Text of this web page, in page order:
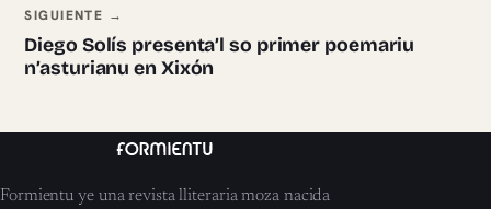
SIGUIENTE →
Diego Solís presenta’l so primer poemariu
n’asturianu en Xixón
Formientu ye una revista lliteraria moza nacida